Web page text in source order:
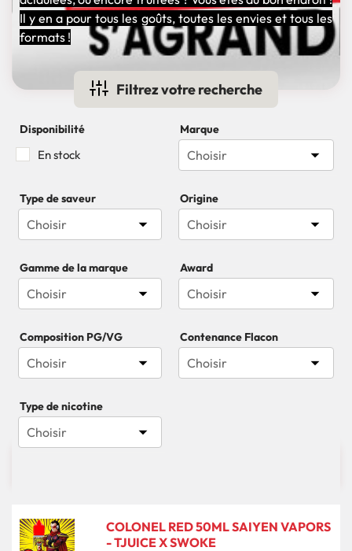
Il y en a pour tous les goûts, toutes les envies et tous les
formats !
Filtrez votre recherche
Disponibilité
En stock
Marque
Choisir 
Type de saveur
Choisir 
Origine
Choisir 
Gamme de la marque

Award
Choisir 
Composition PG/VG
Choisir 
Contenance Flacon
Choisir 
Type de nicotine
Choisir 
COLONEL RED 50ML SAIYEN VAPORS
- TJUICE X SWOKE